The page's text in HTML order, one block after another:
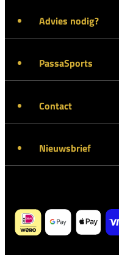
Advies nodig?
PassaSports
Contact
Nieuwsbrief